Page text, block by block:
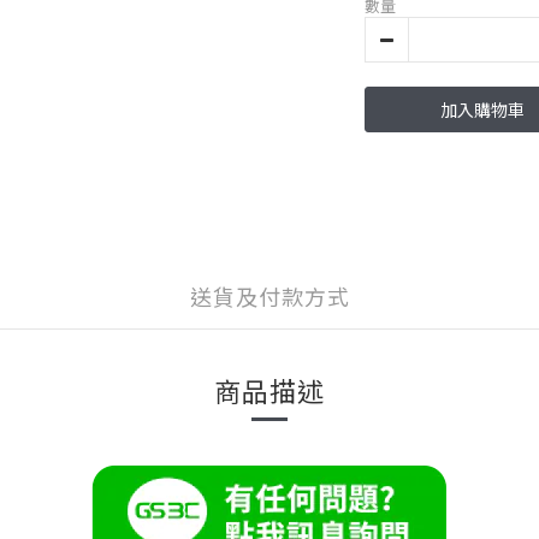
數量
加入購物車
送貨及付款方式
商品描述